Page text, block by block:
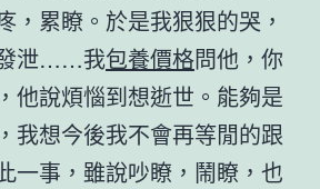
，累瞭。於是我狠狠的哭，
泄……我包養價格問他，你
他說煩惱到想逝世。能夠是
我想今後我不會再等閒的跟
一事，雖說吵瞭，鬧瞭，也